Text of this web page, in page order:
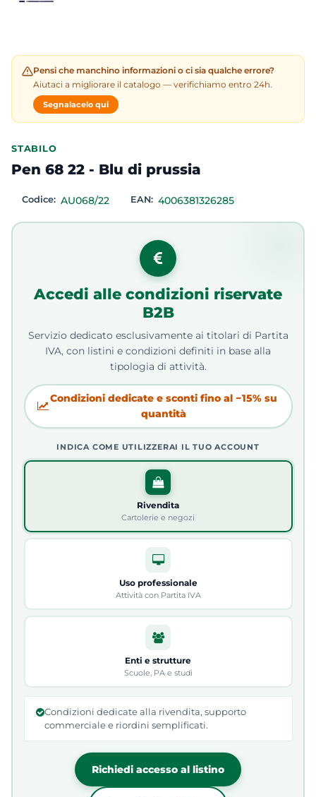
Pensi che manchino informazioni o ci sia qualche errore?
Aiutaci a migliorare il catalogo — verifichiamo entro 24h.
Segnalacelo qui
STABILO
Pen 68 22 - Blu di prussia
Codice: AU068/22 EAN: 4006381326285
Accedi alle condizioni riservate
B2B
Servizio dedicato esclusivamente ai titolari di Partita
IVA, con listini e condizioni definiti in base alla
tipologia di attività.
Condizioni dedicate e sconti fino al −15% su
quantità
INDICA COME UTILIZZERAI IL TUO ACCOUNT
Rivendita
Cartolerie e negozi
Uso professionale
Attività con Partita IVA
Enti e strutture
Scuole, PA e studi
Condizioni dedicate alla rivendita, supporto
commerciale e riordini semplificati.
Richiedi accesso al listino